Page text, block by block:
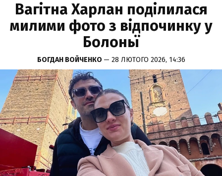
Вагітна Харлан поділилася
милими фото з відпочинку у
Болоньї
БОГДАН ВОЙЧЕНКО — 28 ЛЮТОГО 2026, 14:36